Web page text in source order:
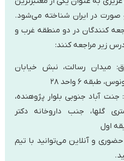
ایران شناخته می‌شود.
در دو منطقه غرب و
کنند:
رسالت، نبش خیابان
۲۸
جنوبی بلوار پژوهنده،
جنب داروخانه دکتر
می‌توانید با تیم